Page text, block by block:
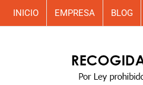
INICIO EMPRESA BLOG